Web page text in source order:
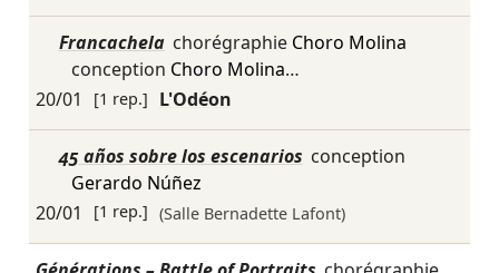
Francachela chorégraphie Choro Molina
conception Choro Molina…
20/01
[1 rep.] L'Odéon
45 años sobre los escenarios conception
Gerardo Núñez
20/01
[1 rep.] (Salle Bernadette Lafont)